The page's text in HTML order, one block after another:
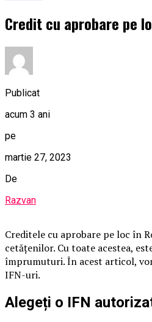
Credit cu aprobare pe
Publicat
acum 3 ani
pe
martie 27, 2023
De
Razvan
Creditele cu aprobare pe loc în
cetățenilor. Cu toate acestea,
împrumuturi. În acest articol,
IFN-uri.
Alegeți o IFN